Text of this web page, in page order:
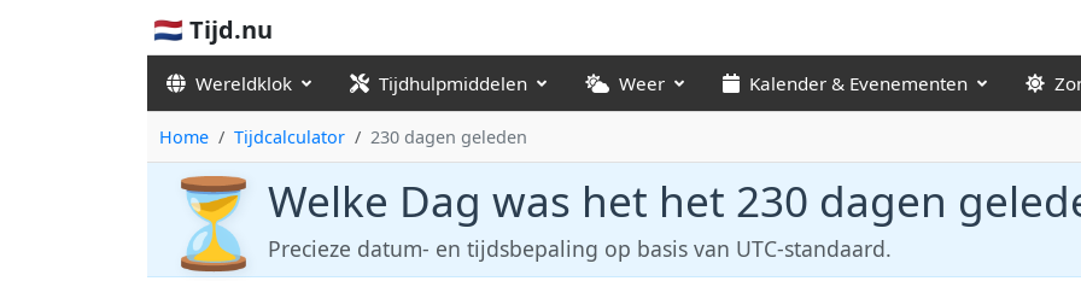
🇳🇱 Tijd.nu
Wereldklok Tijdhulpmiddelen Weer Kalender & Evenementen
Home Tijdcalculator 230 dagen geleden
⏳ Welke Dag was het het 230 dagen
Precieze datum- en tijdsbepaling op basis van UTC-standaard.